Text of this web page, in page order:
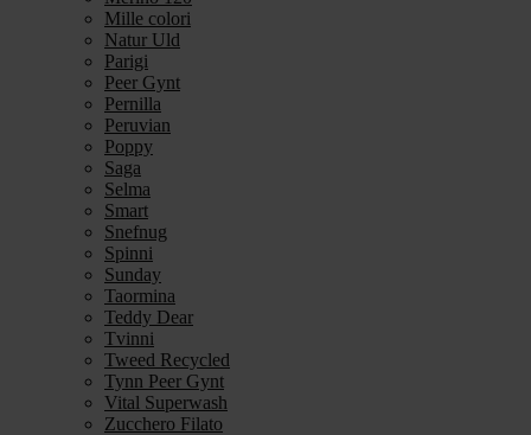
Mille colori
Natur Uld
Parigi
Peer Gynt
Pernilla
Peruvian
Poppy
Saga
Selma
Smart
Snefnug
Spinni
Sunday
Taormina
Teddy Dear
Tvinni
Tweed Recycled
Tynn Peer Gynt
Vital Superwash
Zucchero Filato